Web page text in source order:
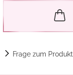
Frage zum Produkt